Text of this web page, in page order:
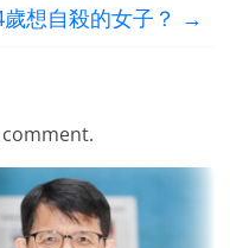
想自殺的女子？ →